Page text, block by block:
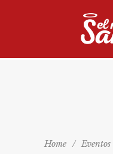
Home / Eventos